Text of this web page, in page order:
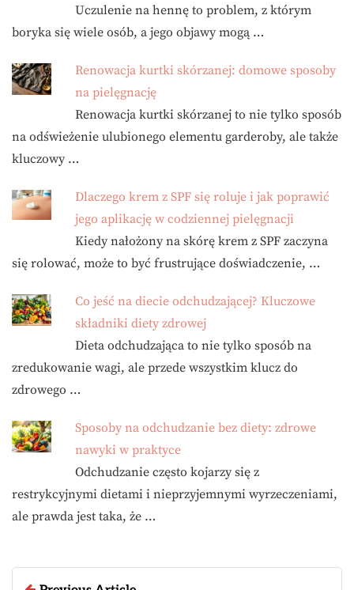
Uczulenie na hennę to problem, z którym
boryka się wiele osób, a jego objawy mogą …
Renowacja kurtki skórzanej: domowe sposoby
na pielęgnację
Renowacja kurtki skórzanej to nie tylko sposób
na odświeżenie ulubionego elementu garderoby, ale także
kluczowy …
Dlaczego krem z SPF się roluje i jak poprawić
jego aplikację w codziennej pielęgnacji
Kiedy nałożony na skórę krem z SPF zaczyna
się rolować, może to być frustrujące doświadczenie, …
Co jeść na diecie odchudzającej? Kluczowe
składniki diety zdrowej
Dieta odchudzająca to nie tylko sposób na
zredukowanie wagi, ale przede wszystkim klucz do
zdrowego …
Sposoby na odchudzanie bez diety: zdrowe
nawyki w praktyce
Odchudzanie często kojarzy się z
restrykcyjnymi dietami i nieprzyjemnymi wyrzeczeniami,
ale prawda jest taka, że …